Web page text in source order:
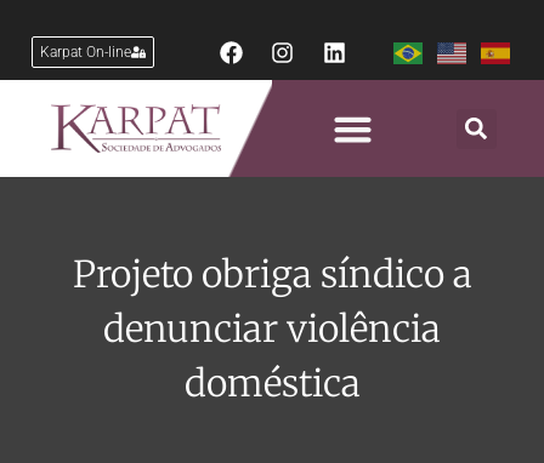
Karpat On-line
Projeto obriga síndico a
denunciar violência
doméstica